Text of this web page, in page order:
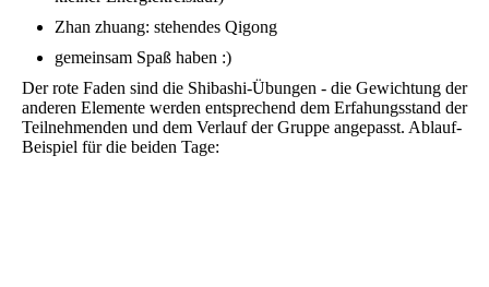
Zhan zhuang: stehendes Qigong
gemeinsam Spaß haben :)
Der rote Faden sind die Shibashi-Übungen - die Gewichtung der
anderen Elemente werden entsprechend dem Erfahungsstand der
Teilnehmenden und dem Verlauf der Gruppe angepasst. Ablauf-
Beispiel für die beiden Tage: